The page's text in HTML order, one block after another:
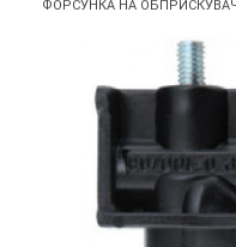
ФОРСУНКА НА ОБПРИСКУВАЧ